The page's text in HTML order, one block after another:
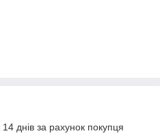
днів за рахунок покупця